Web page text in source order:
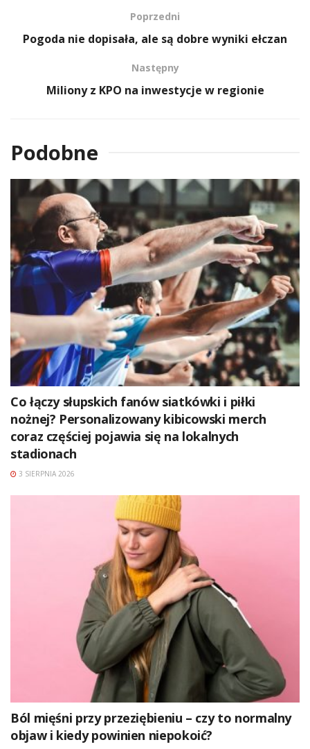
Poprzedni
Pogoda nie dopisała, ale są dobre wyniki ełczan
Następny
Miliony z KPO na inwestycje w regionie
Podobne
Co łączy słupskich fanów siatkówki i piłki
nożnej? Personalizowany kibicowski merch
coraz częściej pojawia się na lokalnych
stadionach
3 SIERPNIA 2026
Ból mięśni przy przeziębieniu – czy to normalny
objaw i kiedy powinien niepokoić?